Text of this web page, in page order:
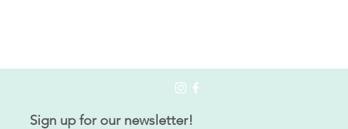
Sign up for our newsletter!